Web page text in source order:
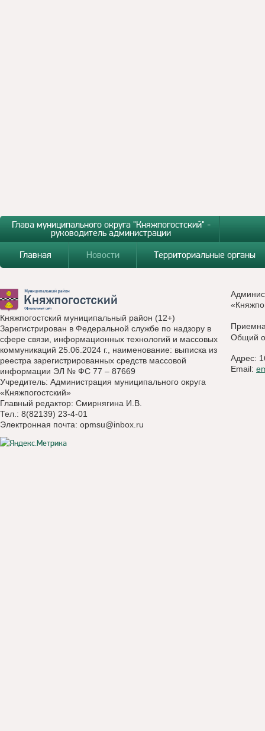
Глава муниципального округа "Княжпогостский" -
руководитель администрации
Главная
Новости Территориальные органы
Княжпогостский муниципальный район (12+)
Зарегистрирован в Федеральной службе по надзору в
сфере связи, информационных технологий и массовых
коммуникаций 25.06.2024 г., наименование: выписка из
реестра зарегистрированных средств массовой
информации ЭЛ № ФС 77 – 87669
Учредитель: Администрация муниципального округа
«Княжпогостский»
Главный редактор: Смирнягина И.В.
Тел.: 8(82139) 23-4-01
Электронная почта: opmsu@inbox.ru
Общий
Адрес:
Email: